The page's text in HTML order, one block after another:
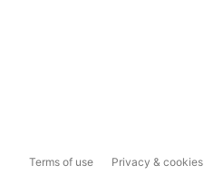
Terms of use Privacy & cookies